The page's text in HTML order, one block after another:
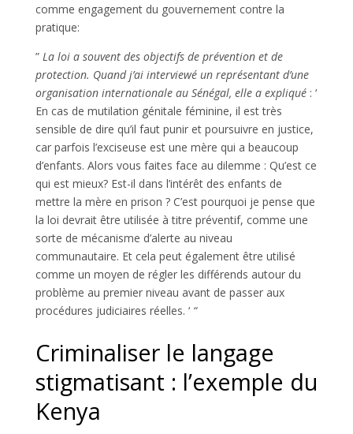
comme engagement du gouvernement contre la
pratique:
” La loi a souvent des objectifs de prévention et de
protection. Quand j’ai interviewé un représentant d’une
organisation internationale au Sénégal, elle a expliqué : ‘
En cas de mutilation génitale féminine, il est très
sensible de dire qu’il faut punir et poursuivre en justice,
car parfois l’exciseuse est une mère qui a beaucoup
d’enfants. Alors vous faites face au dilemme : Qu’est ce
qui est mieux? Est-il dans l’intérêt des enfants de
mettre la mère en prison ? C’est pourquoi je pense que
la loi devrait être utilisée à titre préventif, comme une
sorte de mécanisme d’alerte au niveau
communautaire. Et cela peut également être utilisé
comme un moyen de régler les différends autour du
problème au premier niveau avant de passer aux
procédures judiciaires réelles. ‘“
Criminaliser le langage
stigmatisant : l’exemple du
Kenya